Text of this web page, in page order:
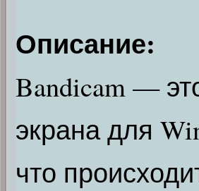
Описание:
Bandicam —
экрана для
что